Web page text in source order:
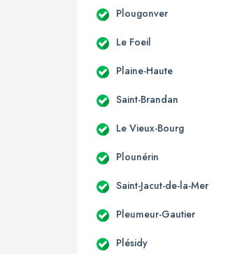
Plougonver
Le Foeil
Plaine-Haute
Saint-Brandan
Le Vieux-Bourg
Plounérin
Saint-Jacut-de-la-Mer
Pleumeur-Gautier
Plésidy